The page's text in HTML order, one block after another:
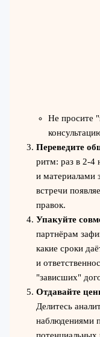
Не просите
Переведите
ритм: раз в 2-4
и материалами
встречи
правок.
Упакуйте
партнёрам
какие сроки
и
"зависших"
Отдавайте
Делитесь
наблюдениями